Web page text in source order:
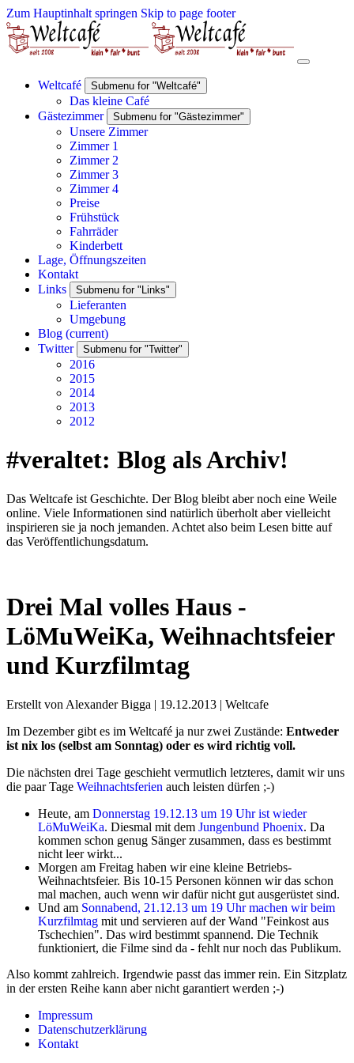
Zum Hauptinhalt springen Skip to page footer
Weltcafé Submenu for "Weltcafé"
Das kleine Café
Gästezimmer
Submenu for "Gästezimmer"
Unsere Zimmer
Zimmer 1
Zimmer 2
Zimmer 3
Zimmer 4
Preise
Frühstück
Fahrräder
Kinderbett
Lage, Öffnungszeiten
Kontakt
Links
Submenu for "Links"
Lieferanten
Umgebung
Blog (current)
Twitter
Submenu for "Twitter"
2016
2015
2014
2013
2012
#veraltet: Blog als Archiv!
Das Weltcafe ist Geschichte. Der Blog bleibt aber noch eine Weile
online. Viele Informationen sind natürlich überholt aber vielleicht
inspirieren sie ja noch jemanden. Achtet also beim Lesen bitte auf
das Veröffentlichungsdatum.
Drei Mal volles Haus -
LöMuWeiKa, Weihnachtsfeier
und Kurzfilmtag
Erstellt von Alexander Bigga | 19.12.2013 | Weltcafe
Im Dezember gibt es im Weltcafé ja nur zwei Zustände: Entweder
ist nix los (selbst am Sonntag) oder es wird richtig voll.
Die nächsten drei Tage geschieht vermutlich letzteres, damit wir uns
die paar Tage Weihnachtsferien auch leisten dürfen ;-)
Heute, am Donnerstag 19.12.13 um 19 Uhr ist wieder
LöMuWeiKa. Diesmal mit dem Jungenbund Phoenix. Da
kommen schon genug Sänger zusammen, dass es bestimmt
nicht leer wirkt...
Morgen am Freitag haben wir eine kleine Betriebs-
Weihnachtsfeier. Bis 10-15 Personen können wir das schon
mal machen, auch wenn wir dafür nicht gut ausgerüstet sind.
Und am Sonnabend, 21.12.13 um 19 Uhr machen wir beim
Kurzfilmtag mit und servieren auf der Wand "Feinkost aus
Tschechien". Das wird bestimmt spannend. Die Technik
funktioniert, die Filme sind da - fehlt nur noch das Publikum.
Also kommt zahlreich. Irgendwie passt das immer rein. Ein Sitzplatz
in der ersten Reihe kann aber nicht garantiert werden ;-)
Impressum
Datenschutzerklärung
Kontakt